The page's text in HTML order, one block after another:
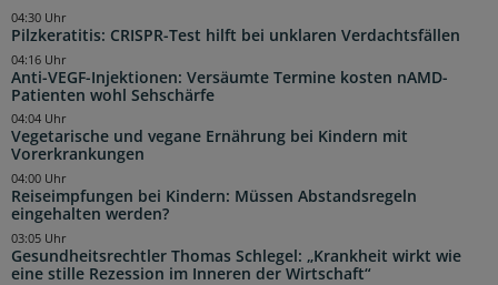
Pilzkeratitis: CRISPR-Test hilft bei unklaren Verdachtsfällen
04:30 Uhr
Anti-VEGF-Injektionen: Versäumte Termine kosten nAMD-
Patienten wohl Sehschärfe
04:16 Uhr
Vegetarische und vegane Ernährung bei Kindern mit
Vorerkrankungen
04:04 Uhr
Reiseimpfungen bei Kindern: Müssen Abstandsregeln
eingehalten werden?
04:00 Uhr
Gesundheitsrechtler Thomas Schlegel: „Krankheit wirkt wie
eine stille Rezession im Inneren der Wirtschaft“
03:05 Uhr